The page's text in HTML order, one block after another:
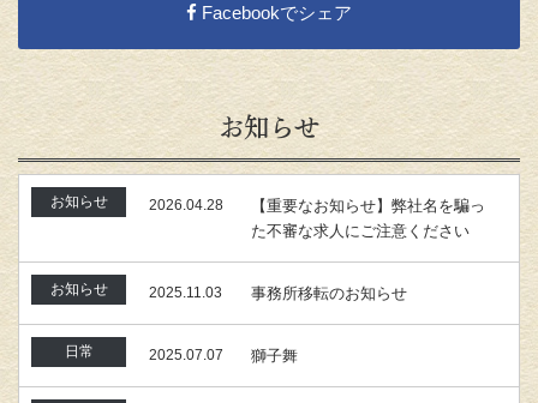
Facebookでシェア
お知らせ
お知らせ 2026.04.28
【重要なお知らせ】弊社名を騙っ
た不審な求人にご注意ください
お知らせ 2025.11.03 事務所移転のお知らせ
日常 2025.07.07 獅子舞